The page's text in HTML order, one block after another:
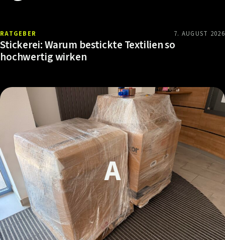
RATGEBER 7. AUGUST 2026
Stickerei: Warum bestickte Textilien so
hochwertig wirken